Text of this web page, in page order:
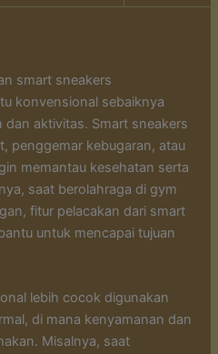
smart sneakers
konvensional sebaiknya
aktivitas. Smart sneakers
penggemar kebugaran, atau
memantau kesehatan serta
saat berolahraga di gym
fitur pelacakan dari smart
untuk mencapai tujuan
lebih cocok digunakan
di mana kenyamanan dan
Misalnya, saat